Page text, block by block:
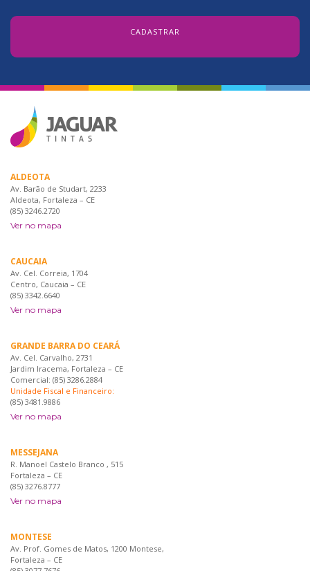
ALDEOTA
Av. Barão de Studart, 2233
Aldeota, Fortaleza – CE
(85) 3246.2720
Ver no mapa
CAUCAIA
Av. Cel. Correia, 1704
Centro, Caucaia – CE
(85) 3342.6640
Ver no mapa
GRANDE BARRA DO CEARÁ
Av. Cel. Carvalho, 2731
Jardim Iracema, Fortaleza – CE
Comercial: (85) 3286.2884
Unidade Fiscal e Financeiro:
(85) 3481.9886
Ver no mapa
MESSEJANA
R. Manoel Castelo Branco , 515
Fortaleza – CE
(85) 3276.8777
Ver no mapa
MONTESE
Av. Prof. Gomes de Matos, 1200 Montese,
Fortaleza – CE